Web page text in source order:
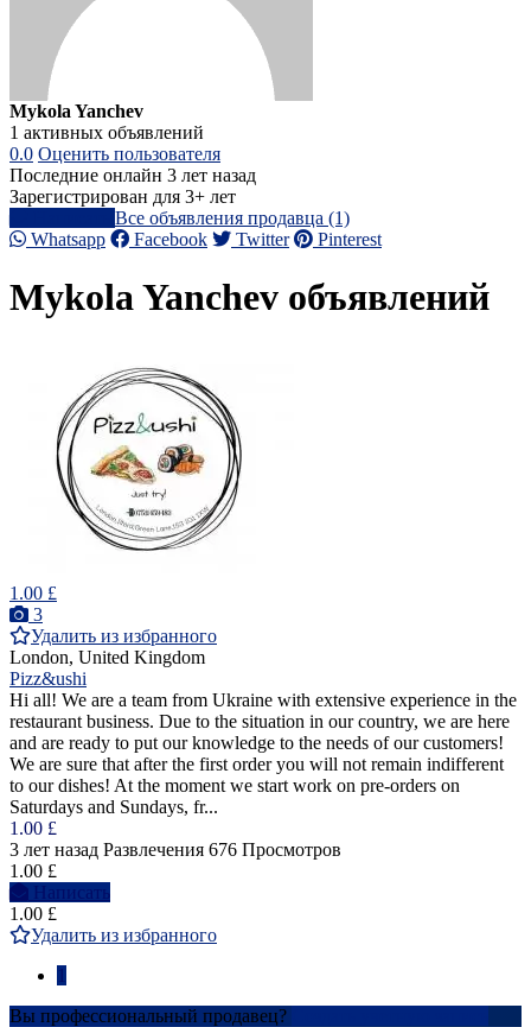
Mykola Yanchev
1 активных объявлений
0.0 Оценить пользователя
Последние онлайн 3 лет назад
Зарегистрирован для 3+ лет
Все объявления продавца (1)
Whatsapp
Facebook Twitter Pinterest
Mykola Yanchev объявлений
1.00 £
3
Удалить из избранного
London, United Kingdom
Pizz&ushi
Hi all! We are a team from Ukraine with extensive experience in the
restaurant business. Due to the situation in our country, we are here
and are ready to put our knowledge to the needs of our customers!
We are sure that after the first order you will not remain indifferent
to our dishes! At the moment we start work on pre-orders on
Saturdays and Sundays, fr...
1.00 £
3 лет назад Развлечения 676 Просмотров
1.00 £
Написать
1.00 £
Удалить из избранного
Вы профессиональный продавец?